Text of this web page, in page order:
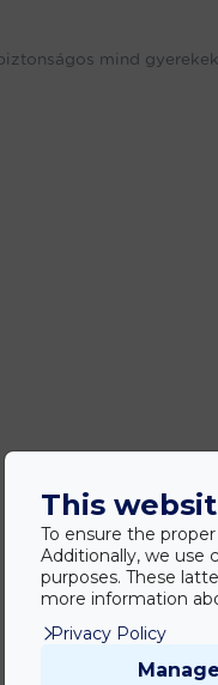
mind
This
To ensure the
Additionally, we use
purposes. These
more information
Privacy Policy